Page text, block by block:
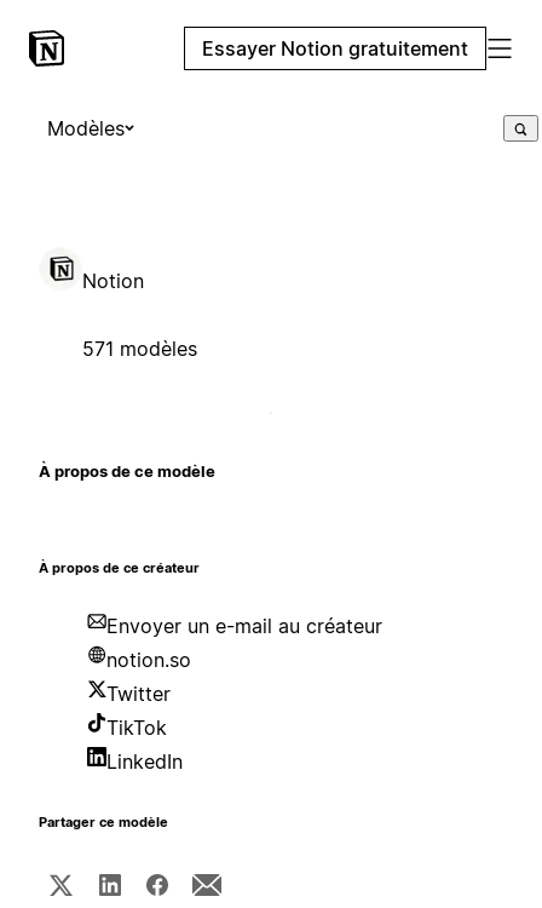
Essayer Notion gratuitement
Modèles
Notion
571 modèles
À propos de ce modèle
À propos de ce créateur
Envoyer un e-mail au créateur
notion.so
Twitter
TikTok
LinkedIn
Partager ce modèle